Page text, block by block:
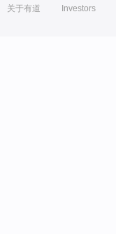
关于有道 Investors